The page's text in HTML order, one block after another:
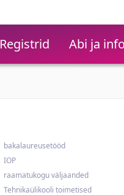
Registrid Abi ja info
bakalaureusetööd
IOP
raamatukogu väljaanded
Tehnikaülikooli toimetised